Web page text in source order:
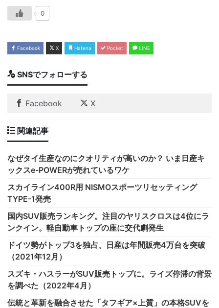
0
Facebook X Hatena Pocket LINE
SNSでフォローする
Facebook X
関連記事
なぜタイ生産なのにクオリティが高いのか？ いま日産キ
ックスe-POWERが売れているワケ
スカイライン400R用 NISMOスポーツリセッティング
TYPE-1発売
国内SUV販売ランキング。注目のヤリスクロスは4位にラ
ンクイン。軽自動車トップの座に交代劇発生
ドイツ勢がトップ3を独占、日産は年間販売4万台を突破
（2021年12月）
スズキ・ハスラーがSUV販売トップに。ライズ停滞の背景
を調べた（2022年4月）
伝統と革新を融合させた「タフギア×上質」の本格SUVを